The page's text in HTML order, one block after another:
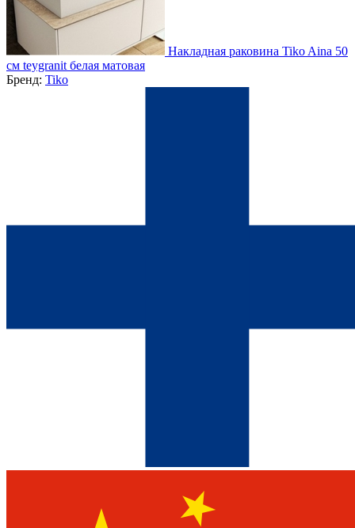
Накладная раковина Tiko Aina 50
см teygranit белая матовая
Бренд: Tiko